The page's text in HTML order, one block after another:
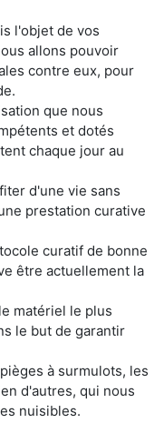
l'objet de vos
allons pouvoir
contre eux, pour
que nous
et dotés
chaque jour au
d'une vie sans
prestation curative
curatif de bonne
être actuellement la
matériel le plus
le but de garantir
à surmulots, les
d'autres, qui nous
nuisibles.